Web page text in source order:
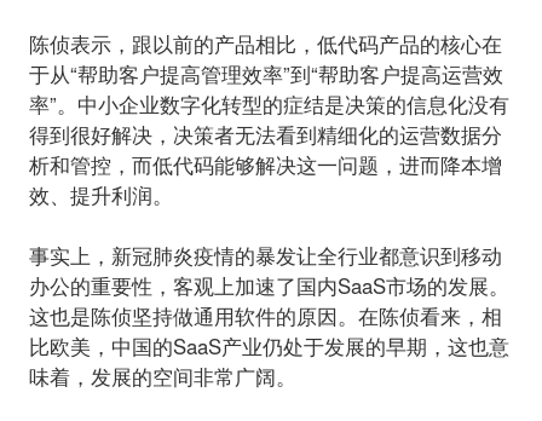
陈侦表示，跟以前的产品相比， 低代码产品的核心在
于从“帮助客户提高管理效率”到“帮助客户提高运营效
率”。 中小企业数字化转型的症结是决策的信息化没有
得到很好解决，决策者无法看到精细化的运营数据分
析和管控，而低代码能够解决这一问题，进而降本增
效、提升利润。
事实上，新冠肺炎疫情的暴发让全行业都意识到移动
办公的重要性，客观上加速了国内SaaS市场的发展。
这也是陈侦坚持做通用软件的原因。在陈侦看来，相
比欧美，中国的SaaS产业仍处于发展的早期，这也意
味着，发展的空间非常广阔。